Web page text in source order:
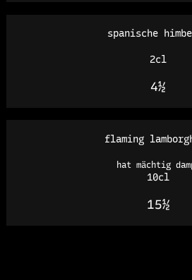
spanische
2cl
4½
flaming
hat mächtig
10cl
15½